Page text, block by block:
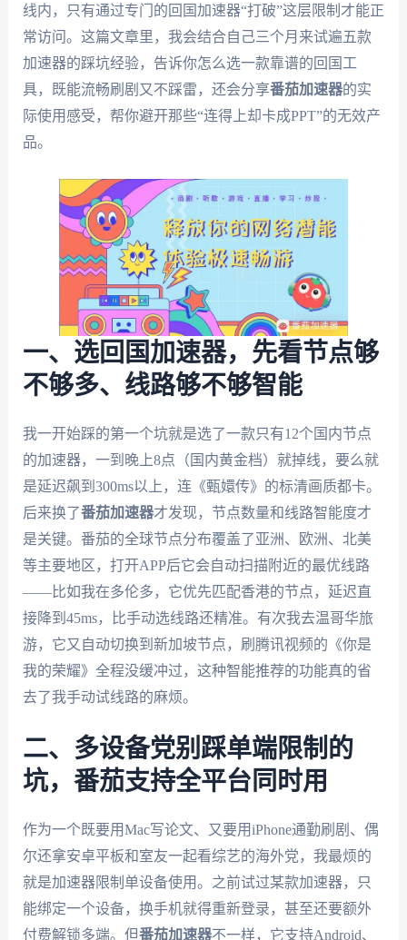
线内，只有通过专门的回国加速器“打破”这层限制才能正
常访问。这篇文章里，我会结合自己三个月来试遍五款
加速器的踩坑经验，告诉你怎么选一款靠谱的回国工
具，既能流畅刷剧又不踩雷，还会分享番茄加速器的实
际使用感受，帮你避开那些“连得上却卡成PPT”的无效产
品。
一、选回国加速器，先看节点够
不够多、线路够不够智能
我一开始踩的第一个坑就是选了一款只有12个国内节点
的加速器，一到晚上8点（国内黄金档）就掉线，要么就
是延迟飙到300ms以上，连《甄嬛传》的标清画质都卡。
后来换了番茄加速器才发现，节点数量和线路智能度才
是关键。番茄的全球节点分布覆盖了亚洲、欧洲、北美
等主要地区，打开APP后它会自动扫描附近的最优线路
——比如我在多伦多，它优先匹配香港的节点，延迟直
接降到45ms，比手动选线路还精准。有次我去温哥华旅
游，它又自动切换到新加坡节点，刷腾讯视频的《你是
我的荣耀》全程没缓冲过，这种智能推荐的功能真的省
去了我手动试线路的麻烦。
二、多设备党别踩单端限制的
坑，番茄支持全平台同时用
作为一个既要用Mac写论文、又要用iPhone通勤刷剧、偶
尔还拿安卓平板和室友一起看综艺的海外党，我最烦的
就是加速器限制单设备使用。之前试过某款加速器，只
能绑定一个设备，换手机就得重新登录，甚至还要额外
付费解锁多端。但番茄加速器不一样，它支持Android、